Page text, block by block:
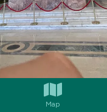
Map
COMMENT